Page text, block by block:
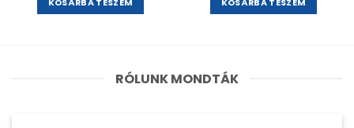
KOSÁRBA TESZEM KOSÁRBA TESZEM
RÓLUNK MONDTÁK